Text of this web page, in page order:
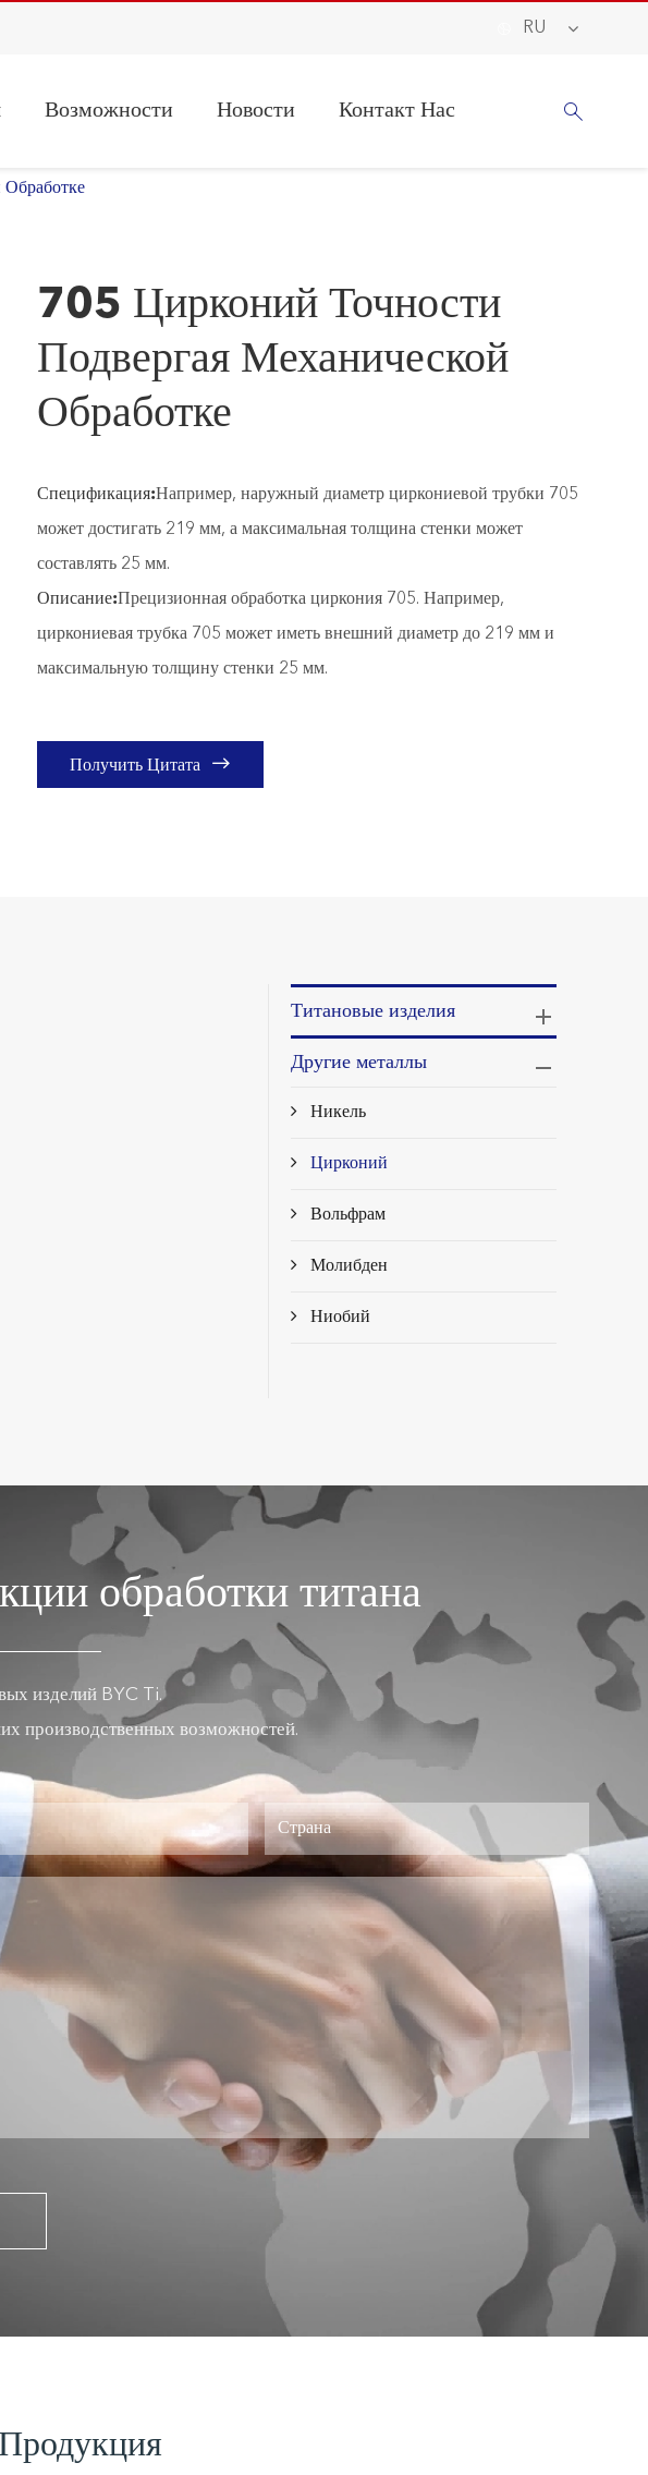
RU
Возможности Новости Контакт Нас 
705 Цирконий Точности
Подвергая Механической
Обработке
Спецификация:Например, наружный диаметр циркониевой трубки 705
может достигать 219 мм, а максимальная толщина стенки может
составлять 25 мм.
Описание:Прецизионная обработка циркония 705. Например,
циркониевая трубка 705 может иметь внешний диаметр до 219 мм и
максимальную толщину стенки 25 мм.
Получить Цитата 
Титановые изделия
Другие металлы
Никель
Цирконий
Вольфрам
Молибден
Ниобий
обработки титана
изделий BYC Ti.
производственных возможностей.